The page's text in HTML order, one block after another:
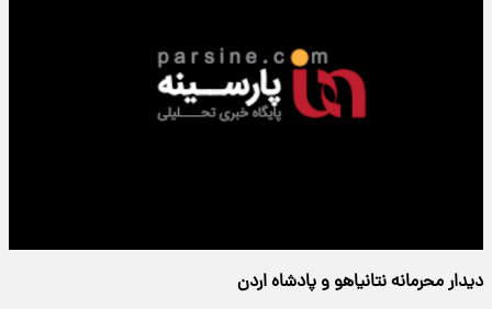
دیدار محرمانه نتانیاهو و پادشاه اردن